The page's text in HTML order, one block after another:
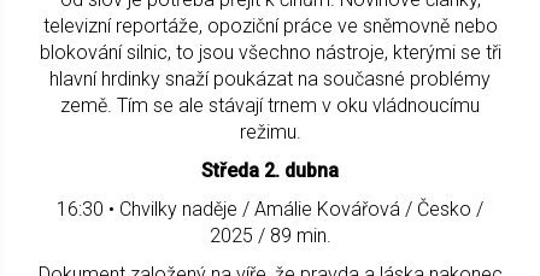
televizní reportáže, opoziční práce ve sněmovně nebo
blokování silnic, to jsou všechno nástroje, kterými se tři
hlavní hrdinky snaží poukázat na současné problémy
země. Tím se ale stávají trnem v oku vládnoucímu
režimu.
Středa 2. dubna
16:30 • Chvilky naděje / Amálie Kovářová / Česko /
2025 / 89 min.